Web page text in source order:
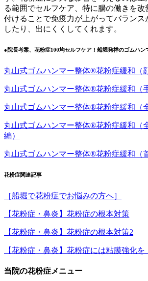
る範囲でセルフケア、特に腸の働きを改
付けることで免疫力が上がってバランス
したり、出にくくしてくれます。
●院長考案、花粉症100均セルフケア！船堀発祥のゴムハン
丸山式ゴムハンマー整体®︎花粉症緩和（
丸山式ゴムハンマー整体®︎花粉症緩和（
丸山式ゴムハンマー整体®︎花粉症緩和（
丸山式ゴムハンマー整体®︎花粉症緩和（
編）
丸山式ゴムハンマー整体®︎花粉症緩和（
花粉症関連記事
［船堀で花粉症でお悩みの方へ］
【花粉症・鼻炎】花粉症の根本対策
【花粉症・鼻炎】花粉症の根本対策2
【花粉症・鼻炎】花粉症には粘膜強化を
当院の花粉症メニュー